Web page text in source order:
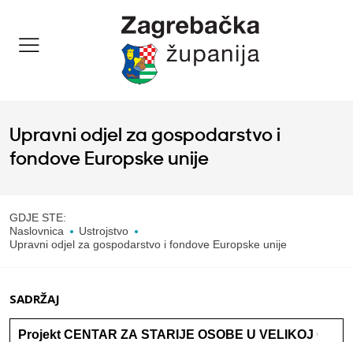
Upravni odjel za gospodarstvo i
fondove Europske unije
GDJE STE:
Naslovnica
Ustrojstvo
Upravni odjel za gospodarstvo i fondove Europske unije
SADRŽAJ